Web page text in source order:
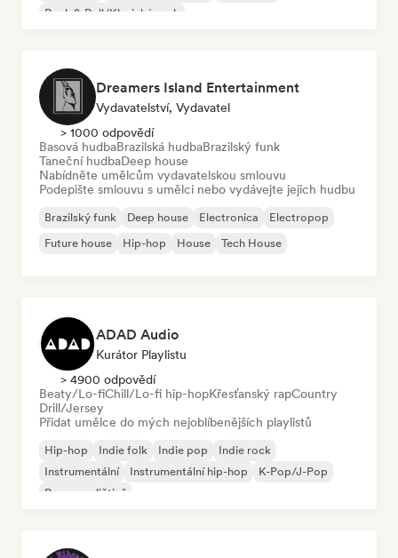
Rock & Roll/Klasický rock
Dreamers Island Entertainment
Vydavatelství, Vydavatel
> 1000 odpovědí
Basová hudbaBrazilská hudbaBrazilský funk
Taneční hudbaDeep house
Nabídněte umělcům vydavatelskou smlouvu
Podepište smlouvu s umělci nebo vydávejte jejich hudbu
Brazilský funk Deep house Electronica
Electropop
Future house
Hip-hop House Tech House
ADAD Audio
Kurátor Playlistu
> 4900 odpovědí
Beaty/Lo-fiChill/Lo-fi hip-hopKřesťanský rapCountry
Drill/Jersey
Přidat umělce do mých nejoblíbenějších playlistů
Hip-hop Indie folk Indie pop
Indie rock
Instrumentální
Instrumentální hip-hop
K-Pop/J-Pop
Rap v angličtině